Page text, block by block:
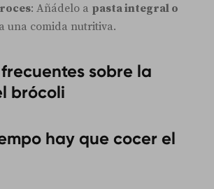
: Añádelo a pasta integral o
una comida nutritiva.
sobre la
brócoli
hay que cocer el